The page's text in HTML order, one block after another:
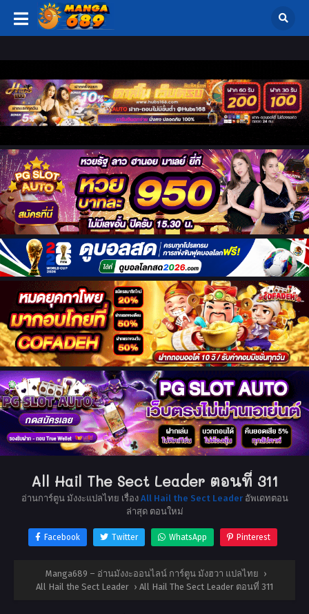
All Hail The Sect Leader ตอนที่ 311
อ่านการ์ตูน มังงะแปลไทย เรื่อง All Hail the Sect Leaderอัพเดทตอน
ล่าสุด ตอนใหม่
Facebook Twitter WhatsApp Pinterest
Manga689 – อ่านมังงะออนไลน์ การ์ตูน มังฮวา แปลไทย ›
All Hail the Sect Leader › All Hail The Sect Leader ตอนที่ 311